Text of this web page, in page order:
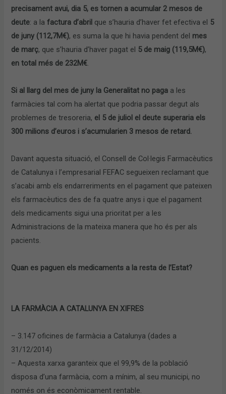
precisament avui, dia 5, es tornen a acumular 2 mesos de
deute: a lafactura d’abril que s’hauria d’haver fet efectiva el 5
de juny (112,7M€), es suma la que hi havia pendent del mes
de març, que s’hauria d’haver pagat el 5 de maig (119,5M€),
en total més de 232M€.
Si al llarg del mes de juny la Generalitat no paga a les
farmàcies tal com ha alertat que podria passar degut als
problemes de tresoreria, el 5 de juliol el deute superaria els
300 milions d’euros i s’acumularien 3 mesos de retard.
Davant aquesta situació, el Consell de Col·legis Farmacèutics
de Catalunya i l’empresarial FEFAC segueixen reclamant que
s’acabi amb els endarreriments en el pagament que pateixen
els farmacèutics des de fa quatre anys i que el pagament
dels medicaments sigui una prioritat per a les
Administracions de la mateixa manera que ho és per als
pacients.
Quan es paguen els medicaments a la resta de l’Estat?
LA FARMÀCIA A CATALUNYA EN XIFRES
– 3.147 oficines de farmàcia a Catalunya (dades a
31/12/2014)
– Aquesta xarxa garanteix que el 99,9% de la població
disposa d’una farmàcia, com a mínim, al seu municipi, no
només on és econòmicament rentable.